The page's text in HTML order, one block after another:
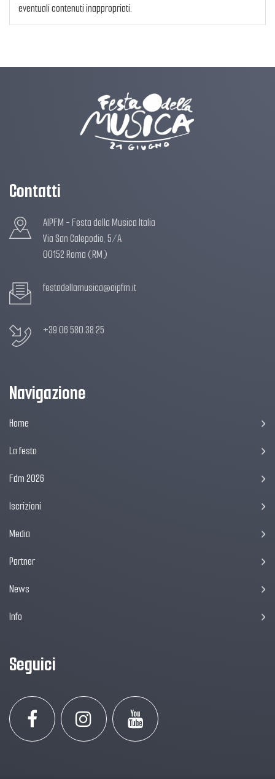
eventuali contenuti inappropriati.
Contatti
AIPFM - Festa della Musica Italia
Via San Calepodio, 5/A
00152 Roma (RM)
festadellamusica@aipfm.it
+39 06 580.38.25
Navigazione
Home
La festa
Fdm 2026
Iscrizioni
Media
Partner
News
Info
Seguici